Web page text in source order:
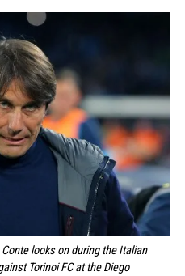
looks on during the Italian
Torinoi FC at the Diego